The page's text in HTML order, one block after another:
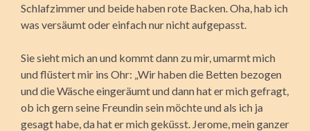
Schlafzimmer und beide haben rote Backen. Oha, hab ich
was versäumt oder einfach nur nicht aufgepasst.
Sie sieht mich an und kommt dann zu mir, umarmt mich
und flüstert mir ins Ohr: „Wir haben die Betten bezogen
und die Wäsche eingeräumt und dann hat er mich gefragt,
ob ich gern seine Freundin sein möchte und als ich ja
gesagt habe, da hat er mich geküsst. Jerome, mein ganzer